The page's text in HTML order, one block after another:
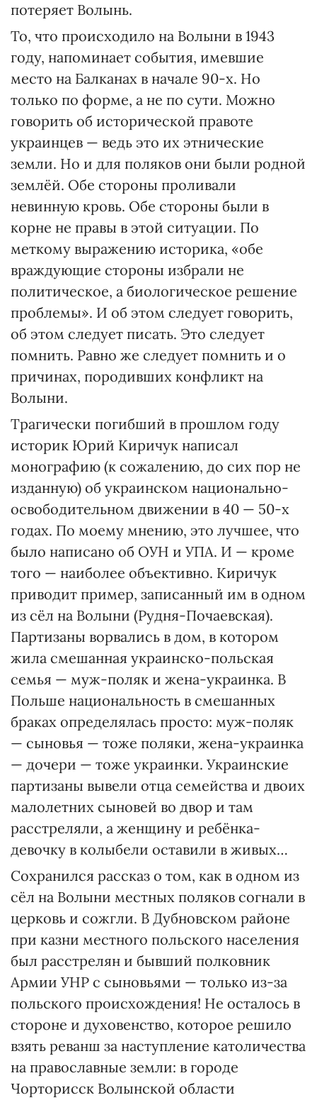
потеряет Волынь.
То, что происходило на Волыни в 1943
году, напоминает события, имевшие
место на Балканах в начале 90-х. Но
только по форме, а не по сути. Можно
говорить об исторической правоте
украинцев — ведь это их этнические
земли. Но и для поляков они были родной
землёй. Обе стороны проливали
невинную кровь. Обе стороны были в
корне не правы в этой ситуации. По
меткому выражению историка, «обе
враждующие стороны избрали не
политическое, а биологическое решение
проблемы». И об этом следует говорить,
об этом следует писать. Это следует
помнить. Равно же следует помнить и о
причинах, породивших конфликт на
Волыни.
Трагически погибший в прошлом году
историк Юрий Киричук написал
монографию (к сожалению, до сих пор не
изданную) об украинском национально-
освободительном движении в 40 — 50-х
годах. По моему мнению, это лучшее, что
было написано об ОУН и УПА. И — кроме
того — наиболее объективно. Киричук
приводит пример, записанный им в одном
из сёл на Волыни (Рудня-Почаевская).
Партизаны ворвались в дом, в котором
жила смешанная украинско-польская
семья — муж-поляк и жена-украинка. В
Польше национальность в смешанных
браках определялась просто: муж-поляк
— сыновья — тоже поляки, жена-украинка
— дочери — тоже украинки. Украинские
партизаны вывели отца семейства и двоих
малолетних сыновей во двор и там
расстреляли, а женщину и ребёнка-
девочку в колыбели оставили в живых…
Сохранился рассказ о том, как в одном из
сёл на Волыни местных поляков согнали в
церковь и сожгли. В Дубновском районе
при казни местного польского населения
был расстрелян и бывший полковник
Армии УНР с сыновьями — только из-за
польского происхождения! Не осталось в
стороне и духовенство, которое решило
взять реванш за наступление католичества
на православные земли: в городе
Чорторисск Волынской области